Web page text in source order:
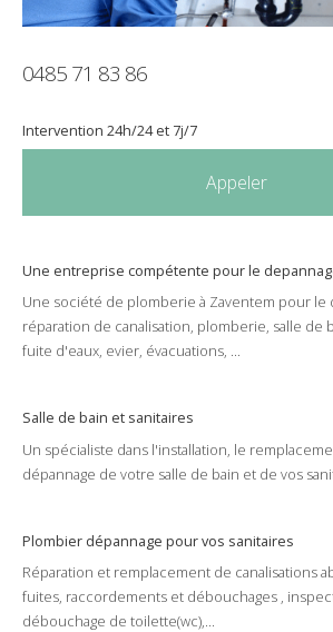
0485 71 83 86
Intervention 24h/24et 7j/7
Appeler
Une entreprise compétente pour le
Une société de plomberie à Zaventem pour le
réparation de canalisation, plomberie, salle de
fuite d'eaux, evier, évacuations, ...
Salle de bain et sanitaires
Un spécialiste dans l'installation, le
dépannage de votre salle de bain et de vos
Plombier dépannage pour vos sanitaires
Réparation et remplacement de canalisations
fuites, raccordements et débouchages ,
débouchage de toilette(wc),...